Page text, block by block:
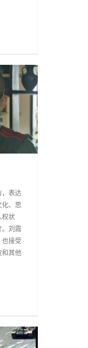
，表达
、思
权状
刘霞
接受
其他